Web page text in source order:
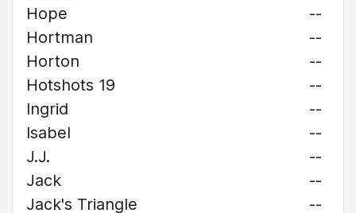
Hope
--
Hortman
--
Horton
--
Hotshots 19
--
Ingrid
--
Isabel
--
J.J.
--
Jack
--
Jack's Triangle
--